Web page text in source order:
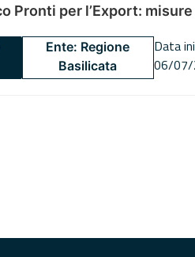
Pronti per l’Export:
Ente: Regione
Basilicata
Data
06/07/